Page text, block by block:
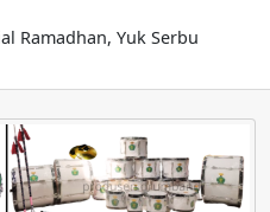
Ramadhan, Yuk Serbu